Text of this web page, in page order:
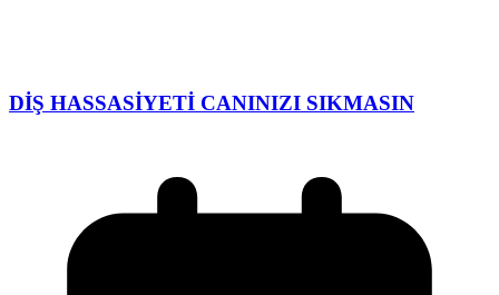
DİŞ HASSASİYETİ CANINIZI SIKMASIN